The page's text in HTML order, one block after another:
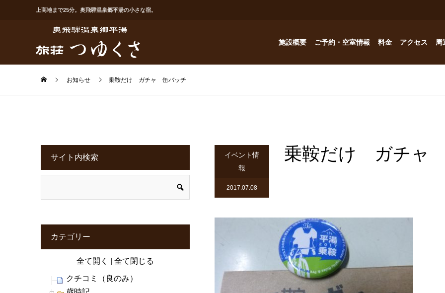
上高地まで25分。奥飛騨温泉郷平湯の小さな宿。
施設概要
ドッグハウス
ご予約・空室情報 料金 アクセス 周
お知らせ 乗鞍だけ ガチャ 缶バッチ
イベント情
報
2017.07.08
乗鞍だけ ガチャ
サイト内検索
カテゴリー
全て開く 全て閉じる
クチコミ（良のみ）